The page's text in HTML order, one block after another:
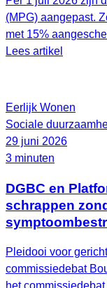
(MPG) aangepast.
met 15%
Lees artikel
Eerlijk Wonen
Sociale
29 juni 2026
3 minuten
DGBC en
schrappen
Pleidooi voor
commissiedebat